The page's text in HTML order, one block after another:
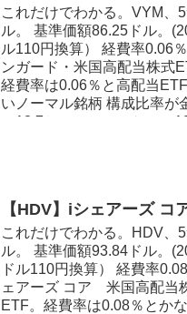
で年4回。 高配当・高い利
ETFで、現在の分配金利回
常に配当が高いです。 高
S&P500の高配当銘柄を約
ます。ほかのETFのように
これだけでわかる。VYM、
ル。 基準価額86.25ドル。
ル110円換算） 経費率0.06
ンガード・米国高配当株式
経費率は0.06％と高配当
いノーマル銘柄 構成比率が
（13.7％）、ヘルスケア（
いセクターにやや分散され
ETFといえるでしょう。（
3.12％で年4回。 高配当・
したETFで、現在の分配金
回。 高配当銘柄だけを厳選
のではなく、高配当であり
で構成されています。つま
どは...
【HDV】iシェアーズ
これだけでわかる。HDV、
ル。 基準価額93.84ドル。
ドル110円換算） 経費率
ェアーズ コア 米国高配当
ETF。経費率は0.08％とか